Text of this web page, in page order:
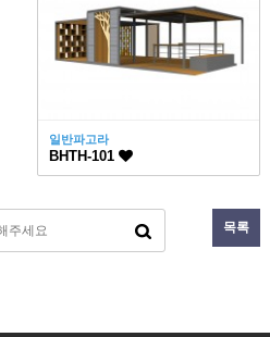
일반파고라
BHTH-101
목록